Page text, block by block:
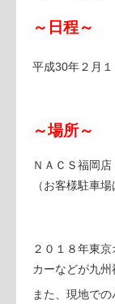
～日程～
平成30年２月１
～場所～
ＮＡＣＳ福岡店
（お客様駐車
２０１８年東
カーなどが九
また、現地で